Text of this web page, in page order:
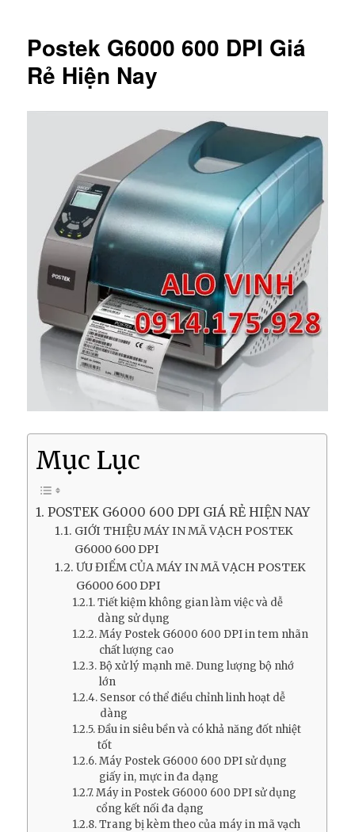
Postek G6000 600 DPI Giá
Rẻ Hiện Nay
Mục Lục
POSTEK G6000 600 DPI GIÁ RẺ HIỆN NAY
GIỚI THIỆU MÁY IN MÃ VẠCH POSTEK
G6000 600 DPI
ƯU ĐIỂM CỦA MÁY IN MÃ VẠCH POSTEK
G6000 600 DPI
Tiết kiệm không gian làm việc và dễ
dàng sử dụng
Máy Postek G6000 600 DPI in tem nhãn
chất lượng cao
Bộ xử lý mạnh mẽ. Dung lượng bộ nhớ
lớn
Sensor có thể điều chỉnh linh hoạt dễ
dàng
Đầu in siêu bền và có khả năng đốt nhiệt
tốt
Máy Postek G6000 600 DPI sử dụng
giấy in, mực in đa dạng
Máy in Postek G6000 600 DPI sử dụng
cổng kết nối đa dạng
Trang bị kèm theo của máy in mã vạch